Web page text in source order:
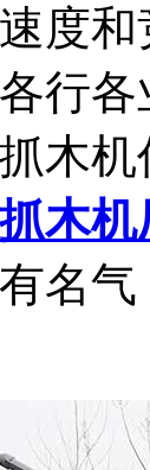
度
行
木
抓木机
名